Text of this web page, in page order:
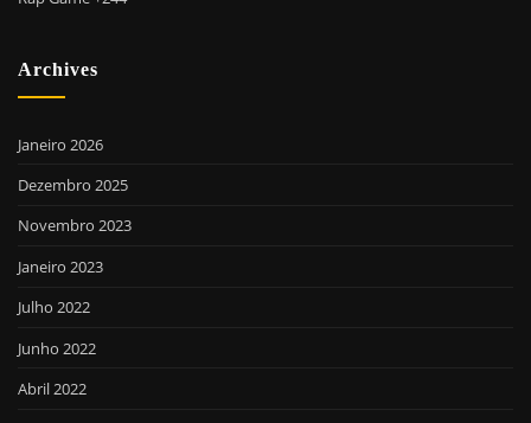
Archives
Janeiro 2026
Dezembro 2025
Novembro 2023
Janeiro 2023
Julho 2022
Junho 2022
Abril 2022